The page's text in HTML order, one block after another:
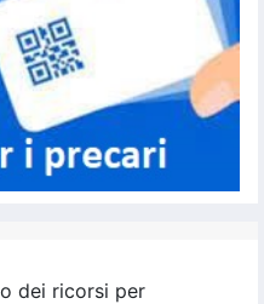
dei ricorsi per